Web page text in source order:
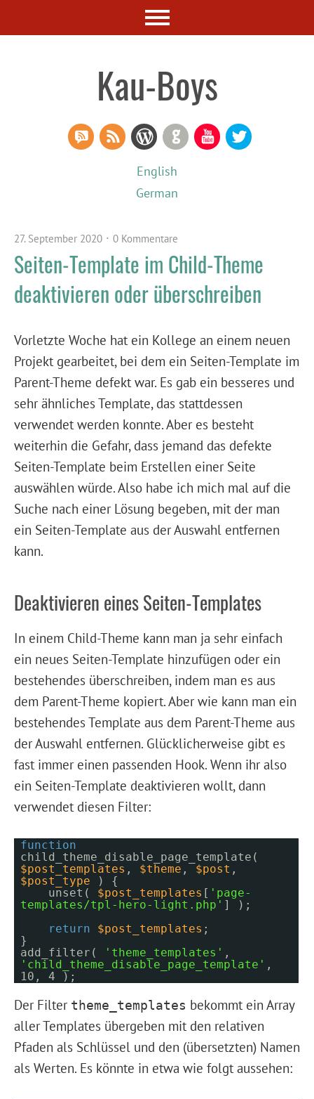
Kau-Boys
YouTube
GitHub
WordPress
RSS Feed
RSS Comments
English
German
27. September 2020 0 Kommentare
Seiten-Template im Child-Theme
deaktivieren oder überschreiben
Vorletzte Woche hat ein Kollege an einem neuen
Projekt gearbeitet, bei dem ein Seiten-Template im
Parent-Theme defekt war. Es gab ein besseres und
sehr ähnliches Template, das stattdessen
verwendet werden konnte. Aber es besteht
weiterhin die Gefahr, dass jemand das defekte
Seiten-Template beim Erstellen einer Seite
auswählen würde. Also habe ich mich mal auf die
Suche nach einer Lösung begeben, mit der man
ein Seiten-Template aus der Auswahl entfernen
kann.
Deaktivieren eines Seiten-Templates
In einem Child-Theme kann man ja sehr einfach
ein neues Seiten-Template hinzufügen oder ein
bestehendes überschreiben, indem man es aus
dem Parent-Theme kopiert. Aber wie kann man ein
bestehendes Template aus dem Parent-Theme aus
der Auswahl entfernen. Glücklicherweise gibt es
fast immer einen passenden Hook. Wenn ihr also
ein Seiten-Template deaktivieren wollt, dann
verwendet diesen Filter:
function
child_theme_disable_page_template(
$post_templates , $theme , $post ,
$post_type
) {
unset( $post_templates [ 'page-
templates/tpl-hero-light.php' ] );
return
$post_templates ;
}
add_filter(
'theme_templates' ,
'child_theme_disable_page_template' ,
10, 4 );
Der Filter theme_templates bekommt ein Array
aller Templates übergeben mit den relativen
Pfaden als Schlüssel und den (übersetzten) Namen
als Werten. Es könnte in etwa wie folgt aussehen: